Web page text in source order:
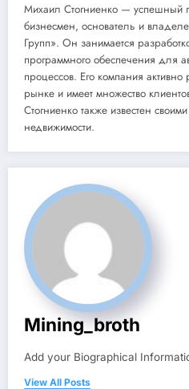
Михаил Стогниенко — успешный
бизнесмен, основатель и
Групп». Он занимается
программного обеспечения для
процессов. Его компания
рынке и имеет множество
Стогниенко также известен
недвижимости.
Mining_broth
Add your Biographical
View All Posts